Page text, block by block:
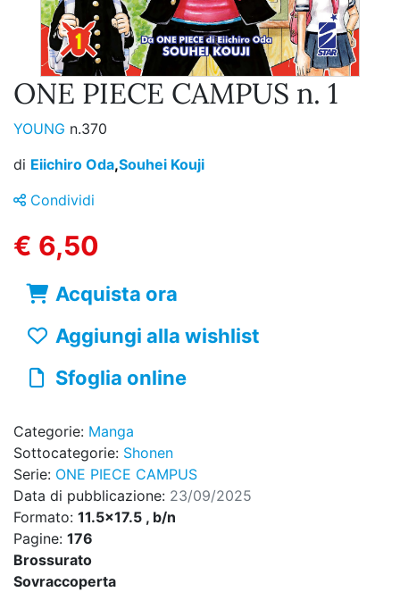
ONE PIECE CAMPUS n. 1
YOUNG n.370
di Eiichiro Oda,Souhei Kouji
Condividi
€ 6,50
Acquista ora
Aggiungi alla wishlist
Sfoglia online
Categorie: Manga
Sottocategorie: Shonen
Serie: ONE PIECE CAMPUS
Data di pubblicazione: 23/09/2025
Formato: 11.5x17.5 , b/n
Pagine: 176
Brossurato
Sovraccoperta